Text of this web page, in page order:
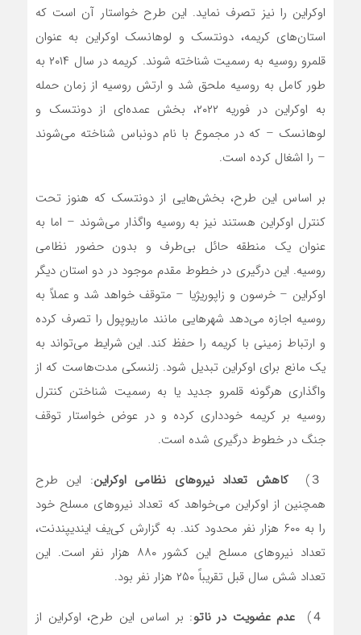
اوکراین را نیز تصرف نماید. این طرح خواستار آن است که
استان‌های کریمه، دونتسک و لوهانسک اوکراین به عنوان
قلمرو روسیه به رسمیت شناخته شوند. کریمه در سال ۲۰۱۴ به
طور کامل به روسیه ملحق شد و ارتش روسیه از زمان حمله
به اوکراین در فوریه ۲۰۲۲، بخش عمده‌ای از دونتسک و
لوهانسک – که در مجموع با نام دونباس شناخته می‌شوند
– را اشغال کرده است.
بر اساس این طرح، بخش‌هایی از دونتسک که هنوز تحت
کنترل اوکراین هستند نیز به روسیه واگذار می‌شوند – اما به
عنوان یک منطقه حائل بی‌طرف و بدون حضور نظامی
روسیه. این درگیری در خطوط مقدم موجود در دو استان دیگر
اوکراین – خرسون و زاپوریژیا – متوقف خواهد شد و عملاً به
روسیه اجازه می‌دهد شهرهایی مانند ماریوپول را تصرف کرده
و ارتباط زمینی با کریمه را حفظ کند. این شرایط می‌تواند به
یک مانع برای اوکراین تبدیل شود. زلنسکی مدت‌هاست که از
واگذاری هرگونه قلمرو جدید یا به رسمیت شناختن کنترل
روسیه بر کریمه خودداری کرده و در عوض خواستار توقف
جنگ در خطوط درگیری شده است.
３) کاهش تعداد نیروهای نظامی اوکراین: این طرح
همچنین از اوکراین می‌خواهد که تعداد نیروهای مسلح خود
را به ۶۰۰ هزار نفر محدود کند. به گزارش کی‌یف ایندیپندنت،
تعداد نیروهای مسلح این کشور ۸۸۰ هزار نفر است. این
تعداد شش سال قبل تقریباً ۲۵۰ هزار نفر بود.
４) عدم عضویت در ناتو: بر اساس این طرح، اوکراین از